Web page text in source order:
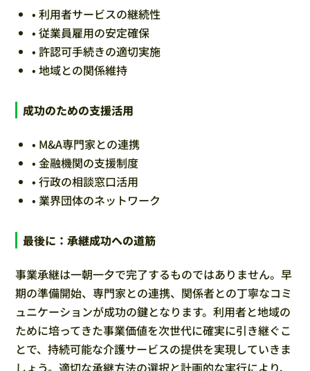
• 利用者サービスの継続性
• 従業員雇用の安定確保
• 許認可手続きの適切実施
• 地域との関係維持
成功のための支援活用
• M&A専門家との連携
• 金融機関の支援制度
• 行政の相談窓口活用
• 業界団体のネットワーク
最後に：承継成功への道筋
事業承継は一朝一夕で完了するものではありません。早
期の準備開始、専門家との連携、関係者との丁寧なコミ
ュニケーションが成功の鍵となります。利用者と地域の
ために培ってきた事業価値を次世代に確実に引き継ぐこ
とで、持続可能な介護サービスの提供を実現していきま
しょう。適切な承継方法の選択と計画的な実行により、